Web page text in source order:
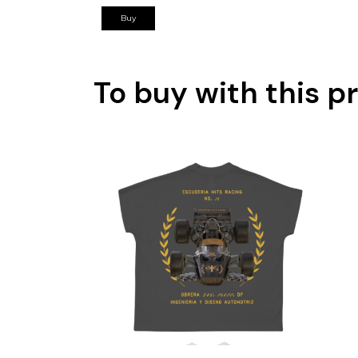
Buy
To buy with this